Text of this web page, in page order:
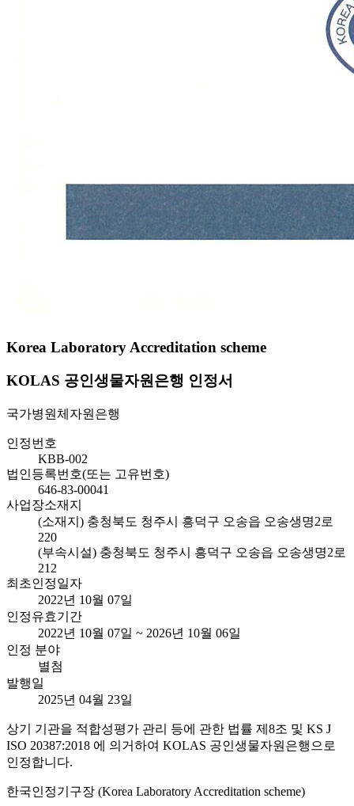
Korea Laboratory Accreditation scheme
KOLAS 공인생물자원은행 인정서
국가병원체자원은행
인정번호
KBB-002
법인등록번호(또는 고유번호)
646-83-00041
사업장소재지
(소재지) 충청북도 청주시 흥덕구 오송읍 오송생명2로
220
(부속시설) 충청북도 청주시 흥덕구 오송읍 오송생명2로
212
최초인정일자
2022년 10월 07일
인정유효기간
2022년 10월 07일 ~ 2026년 10월 06일
인정 분야
별첨
발행일
2025년 04월 23일
상기 기관을 적합성평가 관리 등에 관한 법률 제8조 및 KS J
ISO 20387:2018 에 의거하여 KOLAS 공인생물자원은행으로
인정합니다.
한국인정기구장 (Korea Laboratory Accreditation scheme)